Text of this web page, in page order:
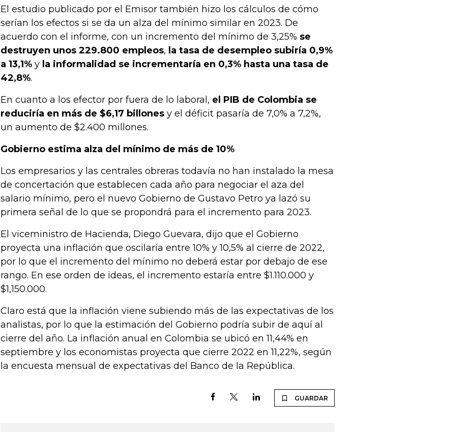
El estudio publicado por el Emisor también hizo los cálculos de cómo
serían los efectos si se da un alza del mínimo similar en 2023. De
acuerdo con el informe, con un incremento del mínimo de 3,25% se
destruyen unos 229.800 empleos, la tasa de desempleo subiría 0,9%
a 13,1% y la informalidad se incrementaría en 0,3% hasta una tasa de
42,8%.
En cuanto a los efector por fuera de lo laboral, el PIB de Colombia se
reduciría en más de $6,17 billones y el déficit pasaría de 7,0% a 7,2%,
un aumento de $2.400 millones.
Gobierno estima alza del mínimo de más de 10%
Los empresarios y las centrales obreras todavía no han instalado la mesa
de concertación que establecen cada año para negociar el aza del
salario mínimo, pero el nuevo Gobierno de Gustavo Petro ya lazó su
primera señal de lo que se propondrá para el incremento para 2023.
El viceministro de Hacienda, Diego Guevara, dijo que el Gobierno
proyecta una inflación que oscilaría entre 10% y 10,5% al cierre de 2022,
por lo que el incremento del mínimo no deberá estar por debajo de ese
rango. En ese orden de ideas, el incremento estaría entre $1.110.000 y
$1,150.000.
Claro está que la inflación viene subiendo más de las expectativas de los
analistas, por lo que la estimación del Gobierno podría subir de aquí al
cierre del año. La inflación anual en Colombia se ubicó en 11,44% en
septiembre y los economistas proyecta que cierre 2022 en 11,22%, según
la encuesta mensual de expectativas del Banco de la República.
GUARDAR